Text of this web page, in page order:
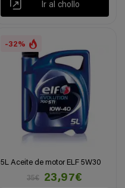
Ir al chollo
-32%
5L Aceite de motor ELF 5W30
35€
23,97€